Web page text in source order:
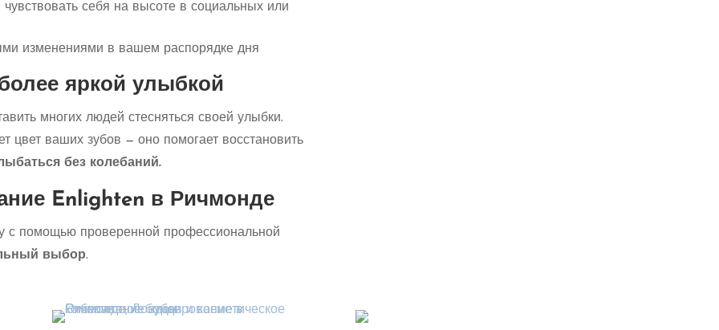
себя на высоте в социальных или
изменениями в вашем распорядке дня
яркой улыбкой
многих людей стесняться своей улыбки.
цвет ваших зубов — оно помогает восстановить
без колебаний.
Enlighten в Ричмонде
с помощью проверенной профессиональной
выбор.